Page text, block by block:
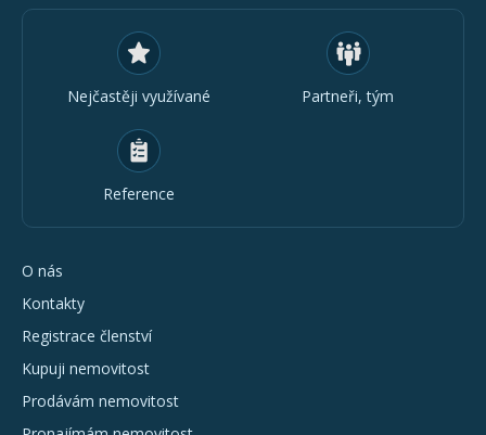
Nejčastěji využívané Partneři, tým
Reference
O nás
Kontakty
Registrace členství
Kupuji nemovitost
Prodávám nemovitost